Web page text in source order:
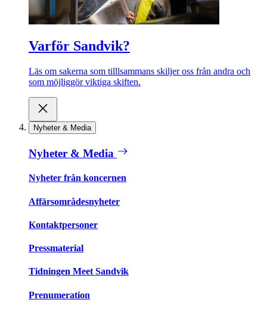
Varför Sandvik?
Läs om sakerna som tilllsammans skiljer oss från andra och
som möjliggör viktiga skiften.
Nyheter & Media
Nyheter & Media
Nyheter från koncernen
Affärsområdesnyheter
Kontaktpersoner
Pressmaterial
Tidningen Meet Sandvik
Prenumeration